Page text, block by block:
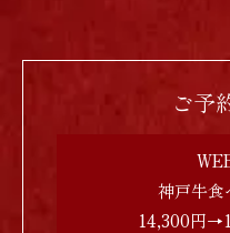
ご予
神戸牛食
14,300円